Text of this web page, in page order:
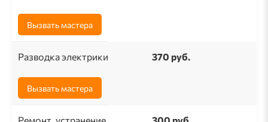
Вызвать мастера
Разводка электрики 370 руб.
Вызвать мастера